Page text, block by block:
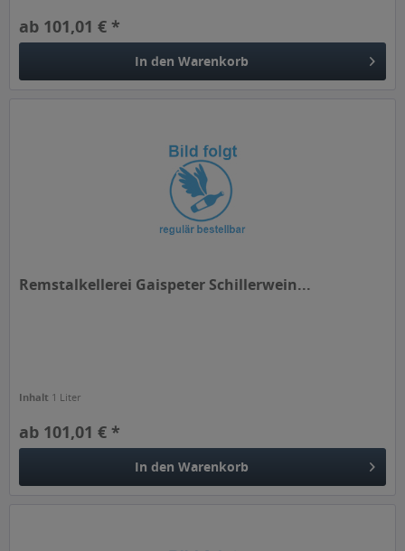
ab 101,01 € *
In den Warenkorb
Remstalkellerei Gaispeter Schillerwein...
Inhalt 1 Liter
ab 101,01 € *
In den Warenkorb